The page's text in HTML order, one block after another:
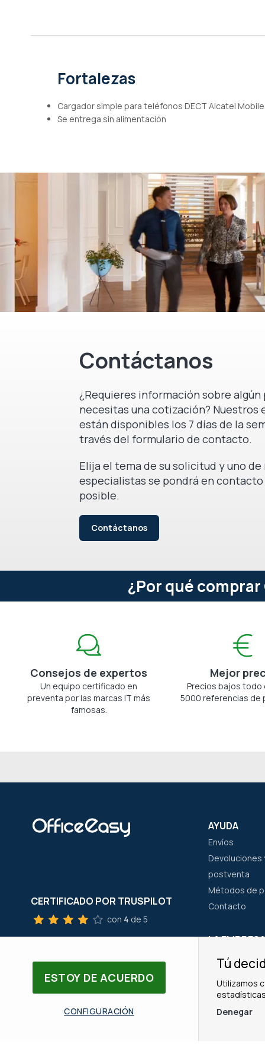
Fortalezas
Cargador simple para teléfonos DECT Alcatel
Se entrega sin alimentación
ESTOY DE ACUERDO
CONFIGURACIÓN
Tú
Utilizamos
Denegar
Contáctanos
¿Requieres información sobre algún
necesitas una cotización? Nuestros
están disponibles los 7 días de la
través del formulario de contacto.
Elija el tema de su solicitud y uno
especialistas se pondrá en
posible.
Contáctanos
¿Por qué
Consejos de expertos
Un equipo certificado en
preventa por las marcas IT más
famosas.
Mejor
Precios bajos todo
5000 referencias de
CERTIFICADO POR TRUSPILOT
con 4 de 5
Email: servicioalcliente@office-easy.es
AYUDA
Envíos
Devoluciones
postventa
Métodos de
Contacto
LA EMPRESA
¿Quienes
Nuestro